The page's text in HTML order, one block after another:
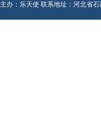
主办：乐天使 联系地址：河北省